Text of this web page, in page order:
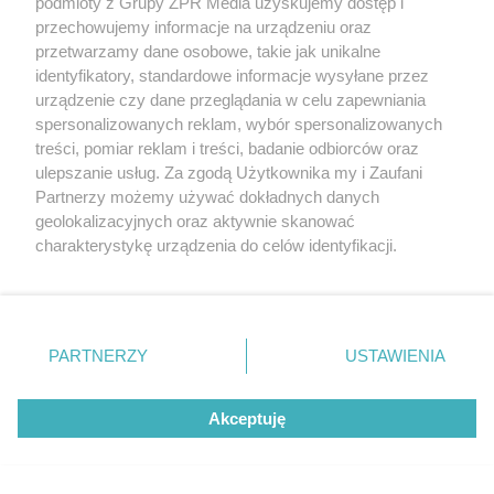
NIEBEZPIECZNA POGODA
przechowujemy informacje na urządzeniu oraz
przetwarzamy dane osobowe, takie jak unikalne
identyfikatory, standardowe informacje wysyłane przez
urządzenie czy dane przeglądania w celu zapewniania
spersonalizowanych reklam, wybór spersonalizowanych
treści, pomiar reklam i treści, badanie odbiorców oraz
ulepszanie usług. Za zgodą Użytkownika my i Zaufani
Partnerzy możemy używać dokładnych danych
geolokalizacyjnych oraz aktywnie skanować
charakterystykę urządzenia do celów identyfikacji.
zmienić/wycofać klikając przycisk ustawień prywatności
znajdujący się w lewym dolnym rogu strony
rodzaje przetwarzania danych nie wymagają zgody
użytkownika, ale masz prawo sprzeciwić się takiemu
przetwarzaniu. Preferencje będą miały zastosowanie tylko
PARTNERZY USTAWIENIA
Akceptuję